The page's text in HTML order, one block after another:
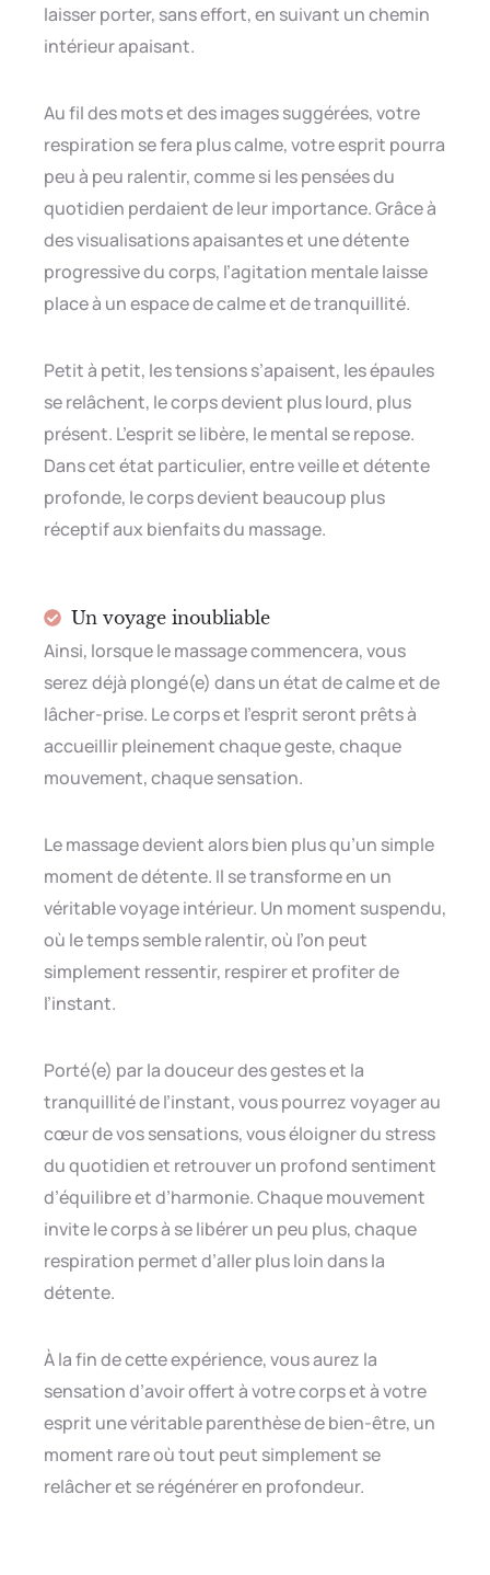
laisser porter, sans effort, en suivant un chemin
intérieur apaisant.
Au fil des mots et des images suggérées, votre
respiration se fera plus calme, votre esprit pourra
peu à peu ralentir, comme si les pensées du
quotidien perdaient de leur importance. Grâce à
des visualisations apaisantes et une détente
progressive du corps, l’agitation mentale laisse
place à un espace de calme et de tranquillité.
Petit à petit, les tensions s’apaisent, les épaules
se relâchent, le corps devient plus lourd, plus
présent. L’esprit se libère, le mental se repose.
Dans cet état particulier, entre veille et détente
profonde, le corps devient beaucoup plus
réceptif aux bienfaits du massage.
Un voyage inoubliable
Ainsi, lorsque le massage commencera, vous
serez déjà plongé(e) dans un état de calme et de
lâcher-prise. Le corps et l’esprit seront prêts à
accueillir pleinement chaque geste, chaque
mouvement, chaque sensation.
Le massage devient alors bien plus qu’un simple
moment de détente. Il se transforme en un
véritable voyage intérieur. Un moment suspendu,
où le temps semble ralentir, où l’on peut
simplement ressentir, respirer et profiter de
l’instant.
Porté(e) par la douceur des gestes et la
tranquillité de l’instant, vous pourrez voyager au
cœur de vos sensations, vous éloigner du stress
du quotidien et retrouver un profond sentiment
d’équilibre et d’harmonie. Chaque mouvement
invite le corps à se libérer un peu plus, chaque
respiration permet d’aller plus loin dans la
détente.
À la fin de cette expérience, vous aurez la
sensation d’avoir offert à votre corps et à votre
esprit une véritable parenthèse de bien-être, un
moment rare où tout peut simplement se
relâcher et se régénérer en profondeur.